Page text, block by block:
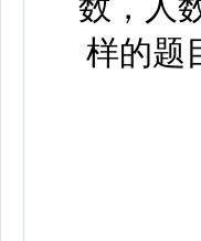
样的题